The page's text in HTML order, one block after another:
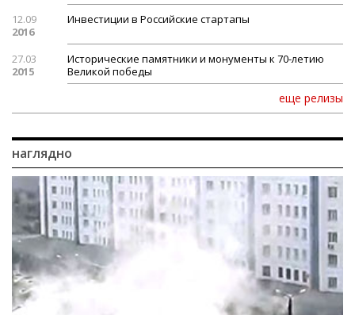
12.09
2016
Инвестиции в Российские стартапы
27.03
2015
Исторические памятники и монументы к 70-летию
Великой победы
еще релизы
наглядно